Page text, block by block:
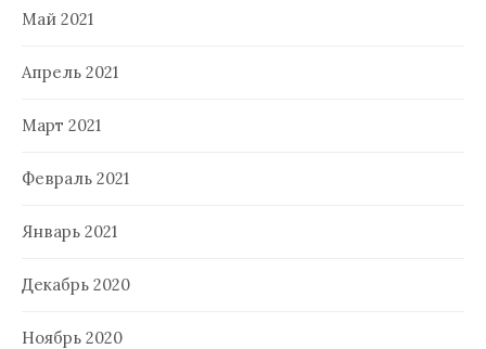
Май 2021
Апрель 2021
Март 2021
Февраль 2021
Январь 2021
Декабрь 2020
Ноябрь 2020